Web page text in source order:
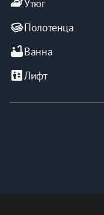
ironУтюг
Полотенца
bathtubВанна
elevatorЛифт